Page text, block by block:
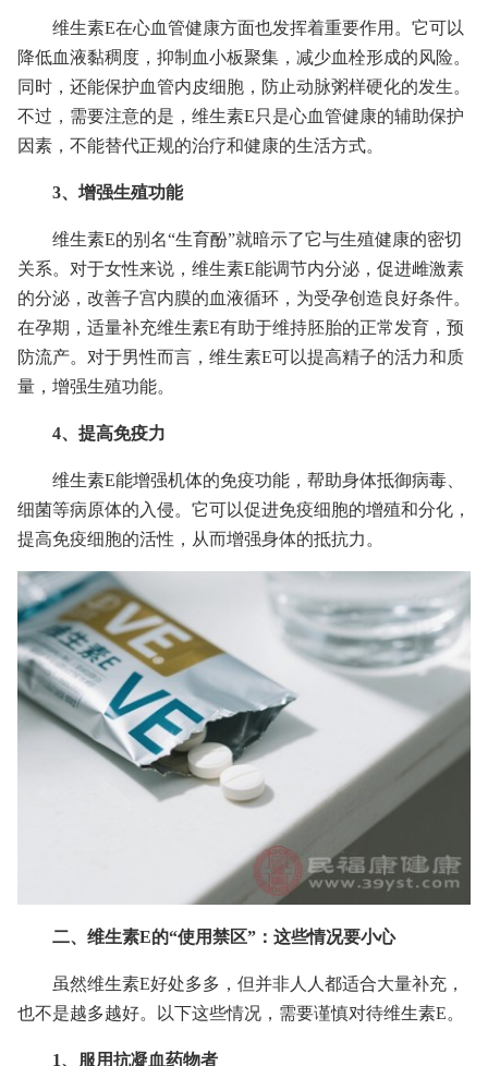
维生素E在心血管健康方面也发挥着重要作用。它可以
降低血液黏稠度，抑制血小板聚集，减少血栓形成的风险。
同时，还能保护血管内皮细胞，防止动脉粥样硬化的发生。
不过，需要注意的是，维生素E只是心血管健康的辅助保护
因素，不能替代正规的治疗和健康的生活方式。
3、增强生殖功能
维生素E的别名“生育酚”就暗示了它与生殖健康的密切
关系。对于女性来说，维生素E能调节内分泌，促进雌激素
的分泌，改善子宫内膜的血液循环，为受孕创造良好条件。
在孕期，适量补充维生素E有助于维持胚胎的正常发育，预
防流产。对于男性而言，维生素E可以提高精子的活力和质
量，增强生殖功能。
4、提高免疫力
维生素E能增强机体的免疫功能，帮助身体抵御病毒、
细菌等病原体的入侵。它可以促进免疫细胞的增殖和分化，
提高免疫细胞的活性，从而增强身体的抵抗力。
二、维生素E的“使用禁区”：这些情况要小心
虽然维生素E好处多多，但并非人人都适合大量补充，
也不是越多越好。以下这些情况，需要谨慎对待维生素E。
1、服用抗凝血药物者